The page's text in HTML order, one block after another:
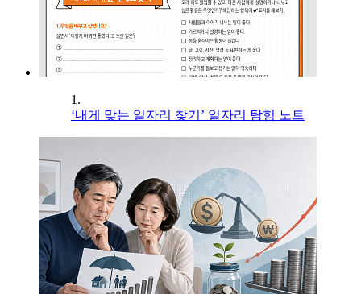
1.
‘내게 맞는 일자리 찾기’ 일자리 탐험 노트